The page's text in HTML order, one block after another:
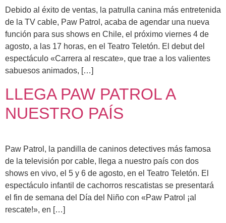
Debido al éxito de ventas, la patrulla canina más entretenida
de la TV cable, Paw Patrol, acaba de agendar una nueva
función para sus shows en Chile, el próximo viernes 4 de
agosto, a las 17 horas, en el Teatro Teletón. El debut del
espectáculo «Carrera al rescate», que trae a los valientes
sabuesos animados, […]
LLEGA PAW PATROL A
NUESTRO PAÍS
Paw Patrol, la pandilla de caninos detectives más famosa
de la televisión por cable, llega a nuestro país con dos
shows en vivo, el 5 y 6 de agosto, en el Teatro Teletón. El
espectáculo infantil de cachorros rescatistas se presentará
el fin de semana del Día del Niño con «Paw Patrol ¡al
rescate!», en […]